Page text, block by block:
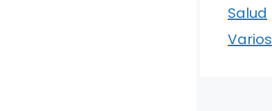
Salud
Varios